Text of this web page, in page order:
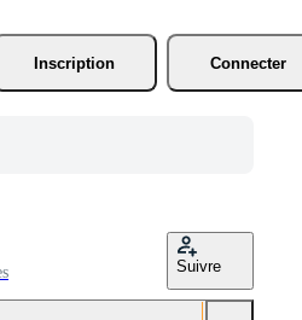
Inscription
Connecter
Suivre